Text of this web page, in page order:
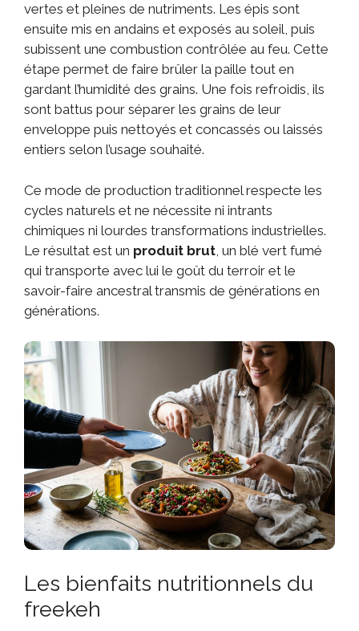
vertes et pleines de nutriments. Les épis sont
ensuite mis en andains et exposés au soleil, puis
subissent une combustion contrôlée au feu. Cette
étape permet de faire brûler la paille tout en
gardant l’humidité des grains. Une fois refroidis, ils
sont battus pour séparer les grains de leur
enveloppe puis nettoyés et concassés ou laissés
entiers selon l’usage souhaité.
Ce mode de production traditionnel respecte les
cycles naturels et ne nécessite ni intrants
chimiques ni lourdes transformations industrielles.
Le résultat est un produit brut , un blé vert fumé
qui transporte avec lui le goût du terroir et le
savoir-faire ancestral transmis de générations en
générations.
Les bienfaits nutritionnels du
freekeh